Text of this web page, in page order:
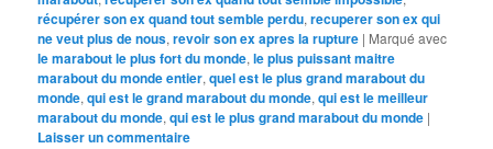
récupérer son ex quand tout semble perdu,recuperer son ex qui
ne veut plus de nous,revoir son ex apres la rupture | Marqué avec
le marabout le plus fort du monde,le plus puissant maitre
marabout du monde entier,quel est le plus grand marabout du
monde,qui est le grand marabout du monde,qui est le meilleur
marabout du monde,qui est le plus grand marabout du monde |
Laisser un commentaire